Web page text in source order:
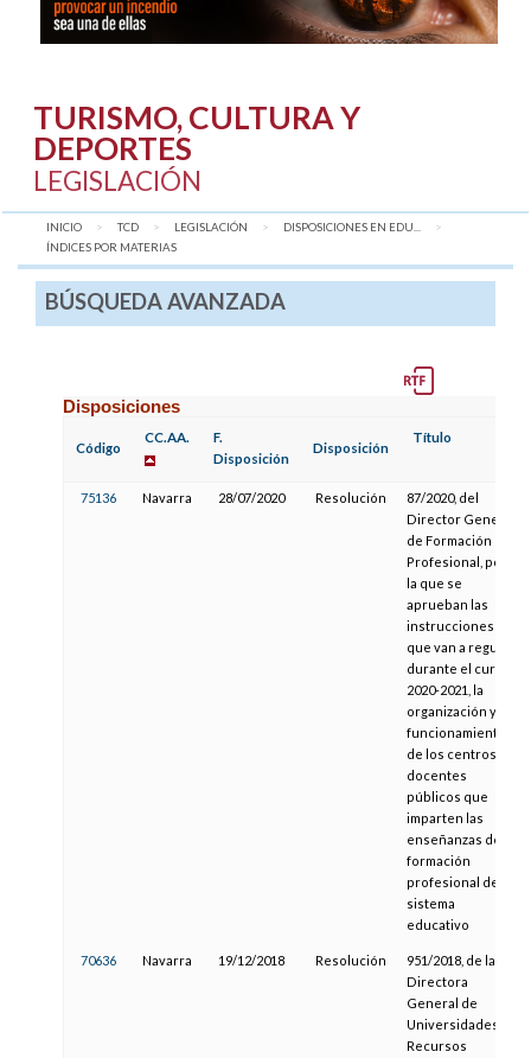
TURISMO, CULTURA Y
DEPORTES
LEGISLACIÓN
INICIO TCD LEGISLACIÓN
DISPOSICIONES EN EDU...
AQUÍ:
ÍNDICES POR MATERIAS
BÚSQUEDA AVANZADA
Disposiciones
Código
CC.AA.
F.
Disposición
Disposición
Título
75136 Navarra 28/07/2020 Resolución
87/2020, del
Director General
de Formación
Profesional, por
la que se
aprueban las
instrucciones
que van a regular,
durante el curso
2020-2021, la
organización y el
funcionamiento
de los centros
docentes
públicos que
imparten las
enseñanzas de
formación
profesional del
sistema
educativo
70636 Navarra 19/12/2018 Resolución
951/2018, de la
Directora
General de
Universidades y
Recursos